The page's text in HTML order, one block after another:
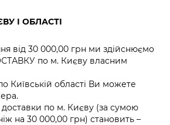
І ОБЛАСТІ
від 30 000,00 грн ми здійснюємо
по м. Києву власним
Київській області Ви можете
доставки по м. Києву (за сумою
на 30 000,00 грн) становить –